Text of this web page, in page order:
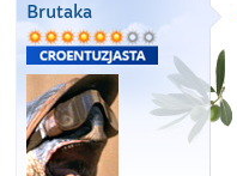
Brutaka